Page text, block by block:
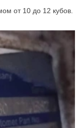
от 10 до 12 кубов.